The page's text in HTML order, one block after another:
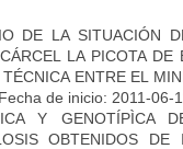
DE LA SITUACIÓN
LA PICOTA DE
ENTRE EL
de inicio: 2011-06-
Y GENOTÍPÌCA
OBTENIDOS